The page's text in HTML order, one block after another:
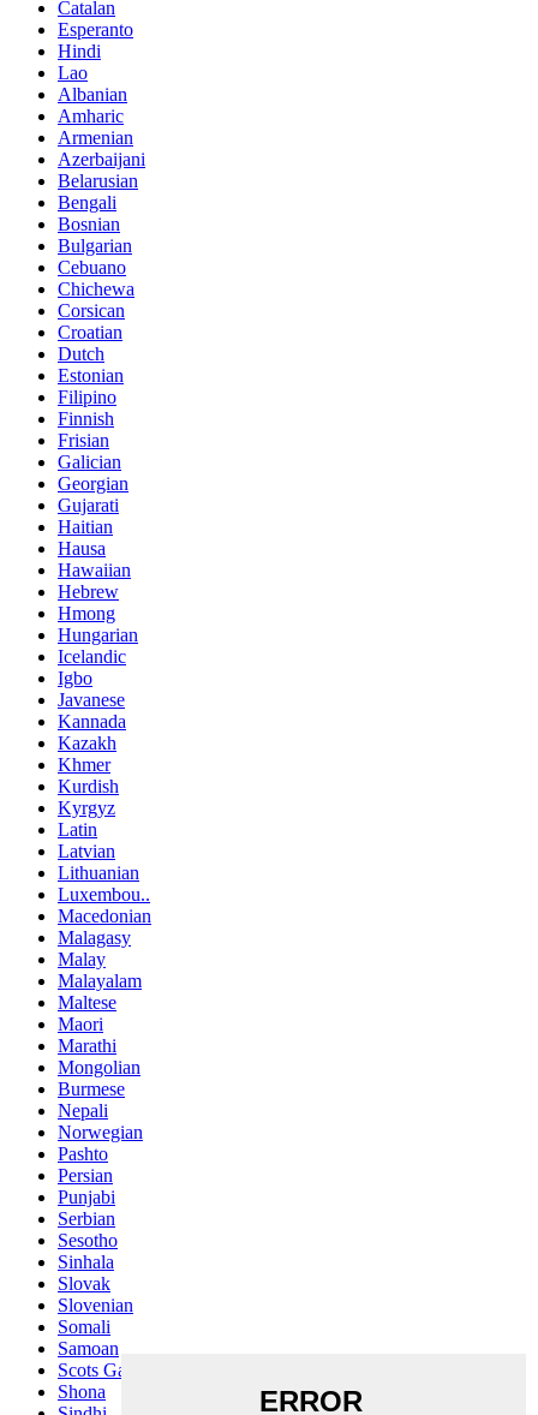
Catalan
Esperanto
Hindi
Lao
Albanian
Amharic
Armenian
Azerbaijani
Belarusian
Bengali
Bosnian
Bulgarian
Cebuano
Chichewa
Corsican
Croatian
Dutch
Estonian
Filipino
Finnish
Frisian
Galician
Georgian
Gujarati
Haitian
Hausa
Hawaiian
Hebrew
Hmong
Hungarian
Icelandic
Igbo
Javanese
Kannada
Kazakh
Khmer
Kurdish
Kyrgyz
Latin
Latvian
Lithuanian
Luxembou..
Macedonian
Malagasy
Malay
Malayalam
Maltese
Maori
Marathi
Mongolian
Burmese
Nepali
Norwegian
Pashto
Persian
Punjabi
Serbian
Sesotho
Sinhala
Slovak
Slovenian
Somali
Samoan
Scots Gaelic
Shona